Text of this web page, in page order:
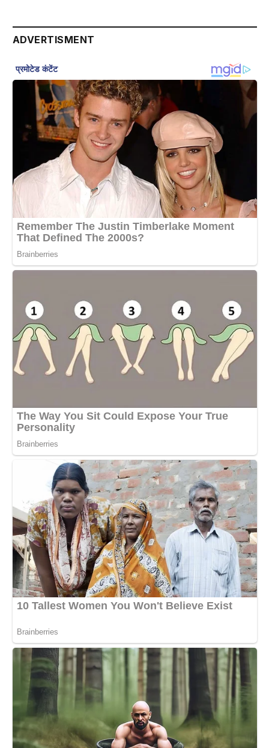
ADVERTISMENT